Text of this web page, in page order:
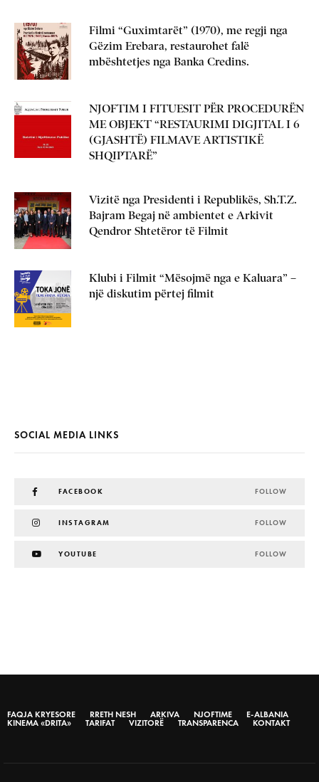
Filmi “Guximtarët” (1970), me regji nga
Gëzim Erebara, restaurohet falë
mbështetjes nga Banka Credins.
NJOFTIM I FITUESIT PËR PROCEDURËN
ME OBJEKT “RESTAURIMI DIGJITAL I 6
(GJASHTË) FILMAVE ARTISTIKË
SHQIPTARË”
Vizitë nga Presidenti i Republikës, Sh.T.Z.
Bajram Begaj në ambientet e Arkivit
Qendror Shtetëror të Filmit
Klubi i Filmit “Mësojmë nga e Kaluara” –
një diskutim përtej filmit
SOCIAL MEDIA LINKS
FACEBOOK FOLLOW
INSTAGRAM FOLLOW
YOUTUBE FOLLOW
FAQJA KRYESORE RRETH NESH ARKIVA NJOFTIME
E-ALBANIA
KINEMA «DRITA»
TARIFAT VIZITORË TRANSPARENCA KONTAKT